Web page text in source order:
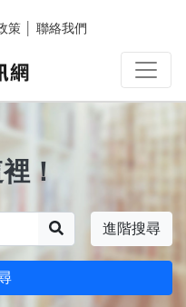
策 聯絡我們
！
進階搜尋